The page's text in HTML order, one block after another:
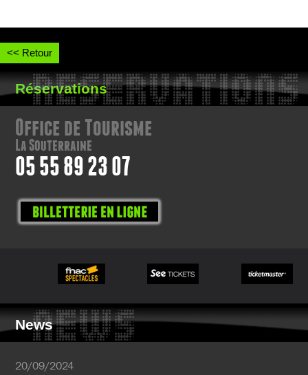
<< Retour
Réservations
RESERVATIONS
Office de Tourisme
La Souterraine
05 55 89 23 07
News
NEWS
20/09/2024